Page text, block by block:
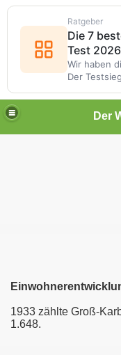
1933 zählte Groß-
1.648.
Ratgeber
Die 7
Test 2026
Wir haben
Der